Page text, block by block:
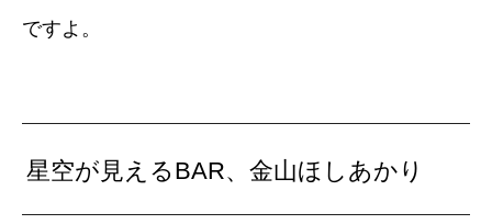
ですよ。
星空が見えるBAR、金山ほしあかり